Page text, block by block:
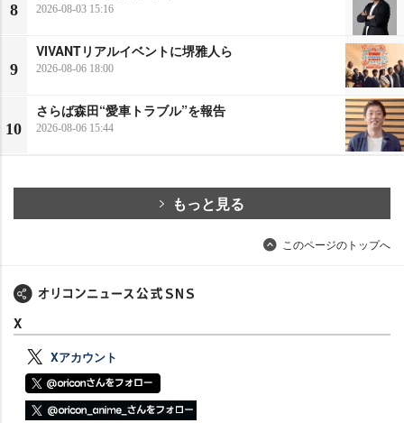
8 2026-08-03 15:16
9
VIVANTリアルイベントに堺雅人ら
2026-08-06 18:00
10
さらば森田“愛車トラブル”を報告
2026-08-06 15:44
もっと見る
このページのトップへ
X
Xアカウント